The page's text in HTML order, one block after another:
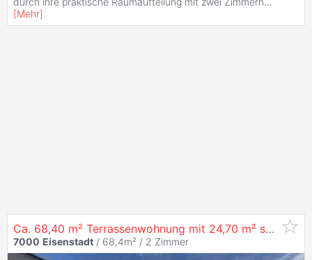
[Mehr]
Ca. 68,40 m² Terrassenwohnung mit 24,70 m² südostseitiger Terrasse
7000 Eisenstadt / 68,4m² / 2 Zimmer